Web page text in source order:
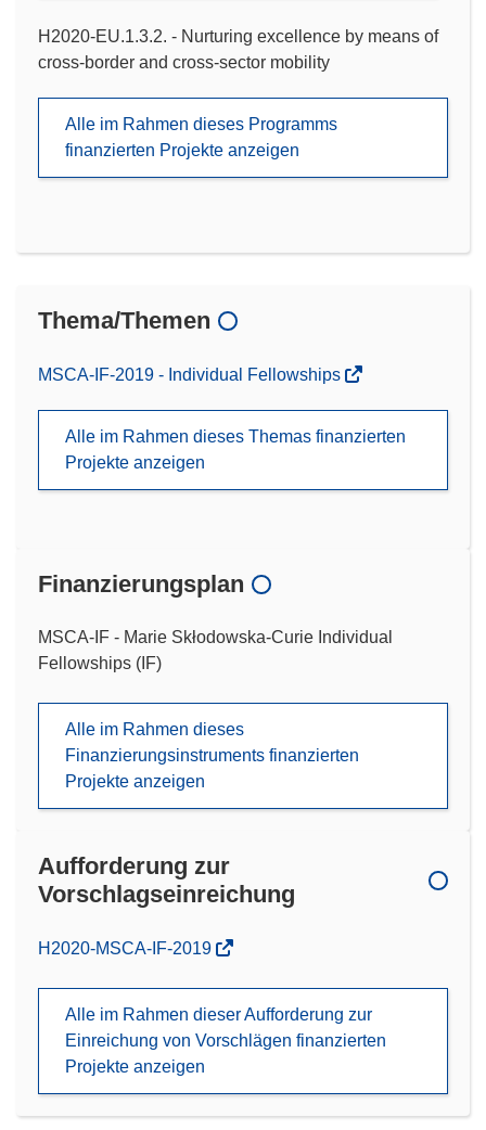
H2020-EU.1.3.2. - Nurturing excellence by means of
cross-border and cross-sector mobility
Alle im Rahmen dieses Programms
finanzierten Projekte anzeigen
Thema/Themen
MSCA-IF-2019 - Individual Fellowships
Alle im Rahmen dieses Themas finanzierten
Projekte anzeigen
Finanzierungsplan
MSCA-IF - Marie Skłodowska-Curie Individual
Fellowships (IF)
Alle im Rahmen dieses
Finanzierungsinstruments finanzierten
Projekte anzeigen
Aufforderung zur
Vorschlagseinreichung
(öffnet
Fenster)
H2020-MSCA-IF-2019
Alle im Rahmen dieser Aufforderung zur
Einreichung von Vorschlägen finanzierten
Projekte anzeigen